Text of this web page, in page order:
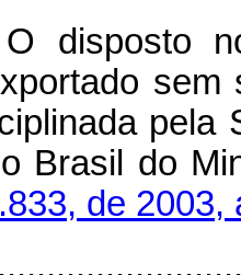
disposto
pela
Brasil do
de